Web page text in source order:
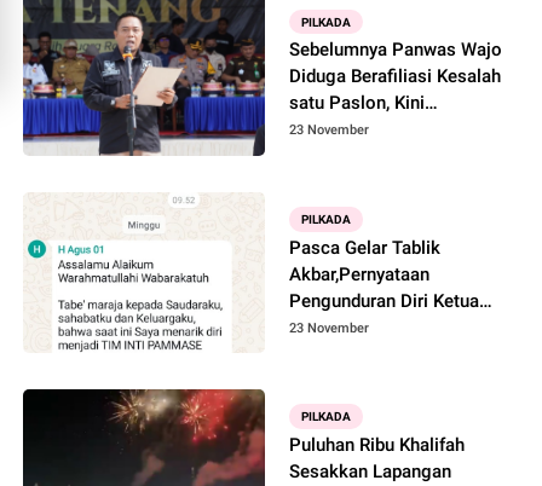
Pilkada Di Bumi
Lamaddukelleng
PILKADA
Sebelumnya Panwas Wajo
Diduga Berafiliasi Kesalah
satu Paslon, Kini
Kecolongan, Politik Bantuan
23 November
PILKADA
Pasca Gelar Tablik
Akbar,Pernyataan
Pengunduran Diri Ketua
DPD PKS Wajo Sebagai
23 November
PILKADA
Puluhan Ribu Khalifah
Sesakkan Lapangan